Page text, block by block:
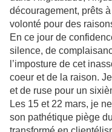
découragement, prêts
volonté pour des
En ce jour de
silence, de
l’imposture de cet
coeur et de la raison.
et de ruse pour un
Les 15 et 22 mars, je
son pathétique piège